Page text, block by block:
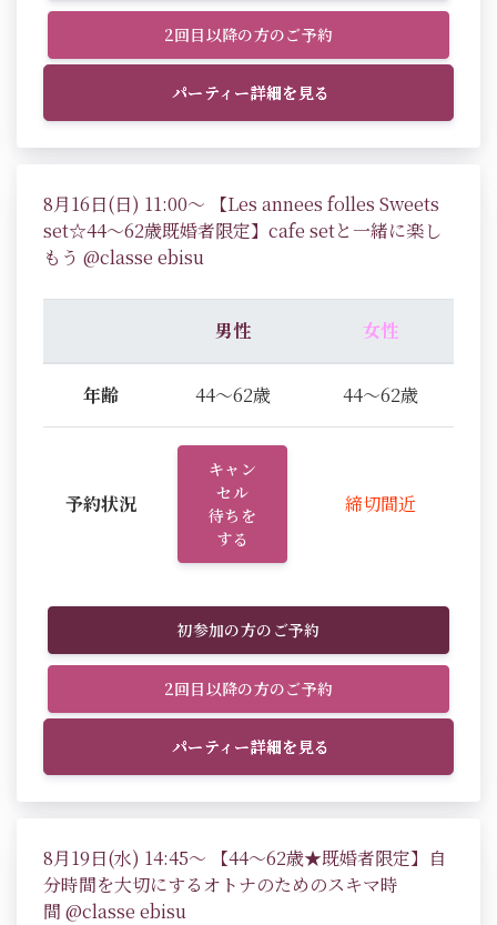
2回目以降の方のご予約
パーティー詳細を見る
8月16日(日) 11:00～ 【Les annees folles Sweets
set☆44～62歳既婚者限定】cafe setと一緒に楽し
もう @classe ebisu
男性 女性
年齢 44～62歳 44～62歳
予約状況
キャン
セル
待ちを
する
締切間近
初参加の方のご予約
2回目以降の方のご予約
パーティー詳細を見る
8月19日(水) 14:45～ 【44～62歳★既婚者限定】自
分時間を大切にするオトナのためのスキマ時
間 @classe ebisu